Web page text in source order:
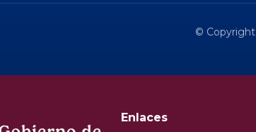
© Copyright
Enlaces